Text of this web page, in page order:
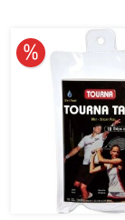
10% obniżone